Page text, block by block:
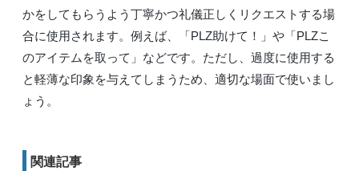
かをしてもらうよう丁寧かつ礼儀正しくリクエストする場
合に使用されます。例えば、「PLZ助けて！」や「PLZこ
のアイテムを取って」などです。ただし、過度に使用する
と軽薄な印象を与えてしまうため、適切な場面で使いまし
ょう。
関連記事